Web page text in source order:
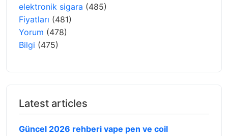
elektronik sigara (485)
Fiyatları (481)
Yorum (478)
Bilgi (475)
Latest articles
Güncel 2026 rehberi vape pen ve coil